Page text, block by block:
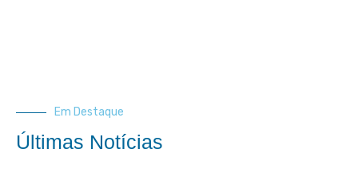
Em Destaque
Últimas Notícias